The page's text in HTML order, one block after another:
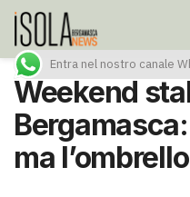
Weekend
ma
Entra nel nostro canale